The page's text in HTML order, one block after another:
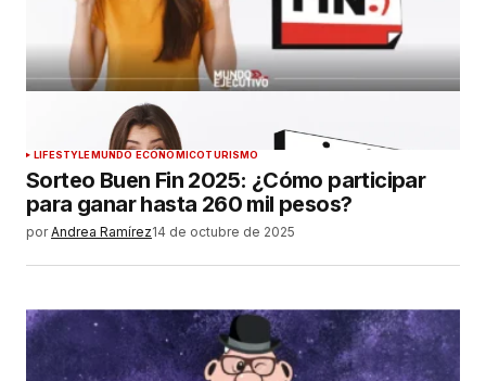
LIFESTYLEMUNDO ECONÓMICOTURISMO
Sorteo Buen Fin 2025: ¿Cómo participar
para ganar hasta 260 mil pesos?
por Andrea Ramírez14 de octubre de 2025